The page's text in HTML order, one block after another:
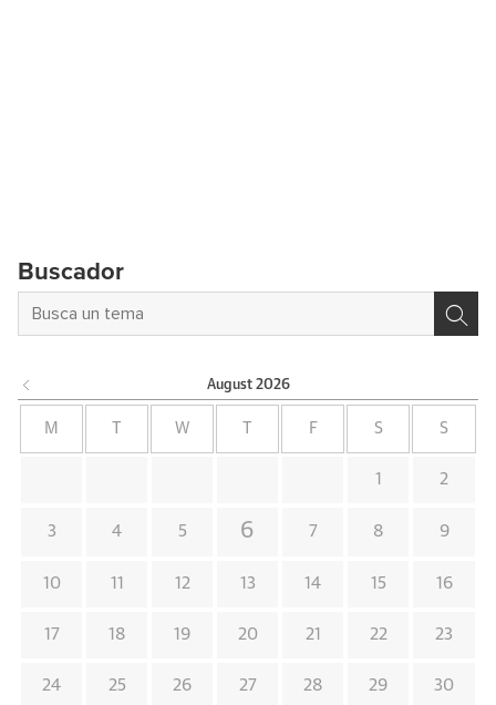
Buscador
August 2026
M W F S S
1 2
3 4 5 6 7 8 9
10 11 12 13 14 15 16
17 18 19 20 21 22 23
24 25 26 27 28 29 30